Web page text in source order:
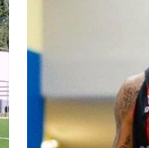
a